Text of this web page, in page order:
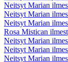
Neitsyt Marian
Neitsyt Marian
Neitsyt Marian
Rosa Mistican
Neitsyt Marian
Neitsyt Marian
Neitsyt Marian